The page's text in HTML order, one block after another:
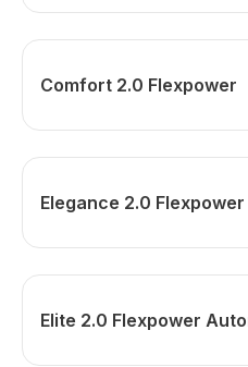
Comfort 2.0 Flexpower
Elegance 2.0
Elite 2.0 Flexpower